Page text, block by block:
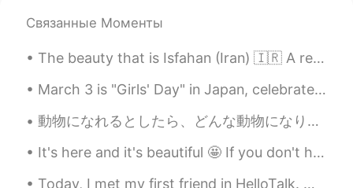
Aaya
JP EN
JP EN
イギリスには、インドの食事は人気だ
Связанные Моменты
The beauty that is Isfahan (Iran) 🇮🇷 A really gorgeous looking place イスファハン（イラン）の美しさ🇮🇷本当にゴージャスな...
March 3 is "Girls' Day" in Japan, celebrated with a festival called "Hina Matsuri" (Doll Festival...
動物になれるとしたら、どんな動物になりたい？ 人間で生まれてよかったなぁと思うんやけど、今日暇すぎて、どの動物がいいかなとなぜかずっと考えよった🐷🙊🐱🦓🐡 とりあえず、小さな生き物やったら、食...
It's here and it's beautiful 🤩 If you don't hear from me in the next couple days weeeell you know...
Today, I met my first friend in HelloTalk. we went got Coffee and ended up going to Izakaya and ...